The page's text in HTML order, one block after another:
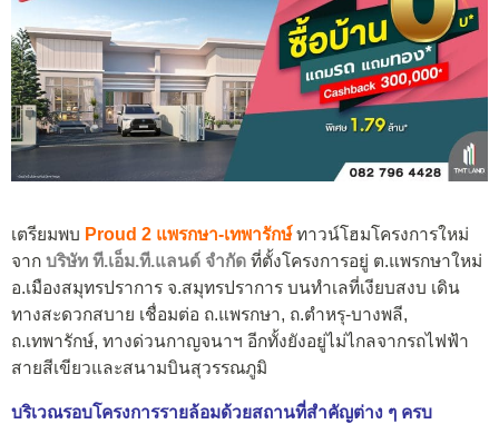
เตรียมพบ Proud 2 แพรกษา-เทพารักษ์ทาวน์โฮมโครงการใหม่
จาก บริษัท ที.เอ็ม.ที.แลนด์ จำกัด ที่ตั้งโครงการอยู่ ต.แพรกษาใหม่
อ.เมืองสมุทรปราการ จ.สมุทรปราการ บนทำเลที่เงียบสงบ เดิน
ทางสะดวกสบาย เชื่อมต่อ ถ.แพรกษา, ถ.ตำหรุ-บางพลี,
ถ.เทพารักษ์, ทางด่วนกาญจนาฯ อีกทั้งยังอยู่ไม่ไกลจากรถไฟฟ้า
สายสีเขียวและสนามบินสุวรรณภูมิ
บริเวณรอบโครงการรายล้อมด้วยสถานที่สำคัญต่าง ๆ ครบ